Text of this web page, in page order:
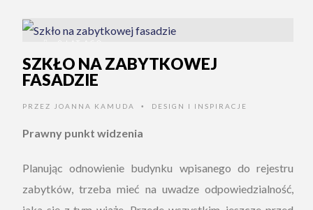
9 LAT AGO
SZKŁO NA ZABYTKOWEJ
FASADZIE
PRZEZ JOANNA KAMUDA • DESIGN I INSPIRACJE
Prawny punkt widzenia
Planując odnowienie budynku wpisanego do rejestru
zabytków, trzeba mieć na uwadze odpowiedzialność,